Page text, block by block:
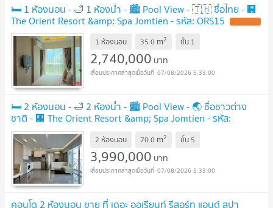
🛏️ 1 ห้องนอน - 🛁 1 ห้องน้ำ - 🏙️ Pool View - 🇹🇭 ชื่อไทย - 🏢
The Orient Resort &amp; Spa Jomtien - รหัส: ORS15
1 ห้องนอน 35.0 m2 ชั้น 1
2,740,000 บาท
07/08/2026 5:33:00
🛏️ 2 ห้องนอน - 🛁 2 ห้องน้ำ - 🏙️ Pool View - 🌏 ชื่อชาวต่าง
ชาติ - 🏢 The Orient Resort &amp; Spa Jomtien - รหัส:
ORS31 UPDATE !
2 ห้องนอน 70.0 m2 ชั้น 5
3,990,000 บาท
07/08/2026 5:33:00
คอนโด 2 ห้องนอน ขาย ที่ เดอะ ออเรียนท์ รีสอร์ท แอนด์ สปา